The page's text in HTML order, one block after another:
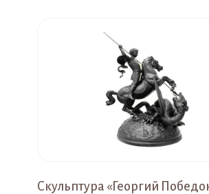
Скульптура «Георгий